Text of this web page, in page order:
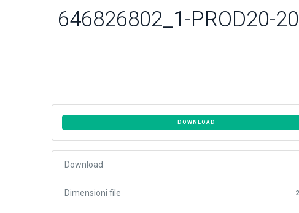
646826802_1-PROD20-
DOWNLOAD
Download
Dimensioni file